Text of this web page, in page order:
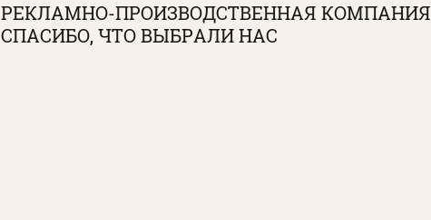
РЕКЛАМНО-ПРОИЗВОДСТВЕННАЯ КОМПАНИЯ
СПАСИБО, ЧТО ВЫБРАЛИ НАС